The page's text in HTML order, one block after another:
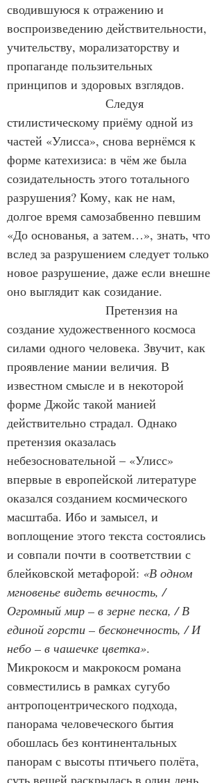
сводившуюся к отражению и
воспроизведению действительности,
учительству, морализаторству и
пропаганде пользительных
принципов и здоровых взглядов.
Следуя
стилистическому приёму одной из
частей «Улисса», снова вернёмся к
форме катехизиса: в чём же была
созидательность этого тотального
разрушения? Кому, как не нам,
долгое время самозабвенно певшим
«До основанья, а затем…», знать, что
вслед за разрушением следует только
новое разрушение, даже если внешне
оно выглядит как созидание.
Претензия на
создание художественного космоса
силами одного человека. Звучит, как
проявление мании величия. В
известном смысле и в некоторой
форме Джойс такой манией
действительно страдал. Однако
претензия оказалась
небезосновательной – «Улисс»
впервые в европейской литературе
оказался созданием космического
масштаба. Ибо и замысел, и
воплощение этого текста состоялись
и совпали почти в соответствии с
блейковской метафорой: «В одном
мгновенье видеть вечность, /
Огромный мир – в зерне песка, / В
единой горсти – бесконечность, / И
небо – в чашечке цветка».
Микрокосм и макрокосм романа
совместились в рамках сугубо
антропоцентрического подхода,
панорама человеческого бытия
обошлась без континентальных
панорам с высоты птичьего полёта,
суть вещей раскрылась в один день